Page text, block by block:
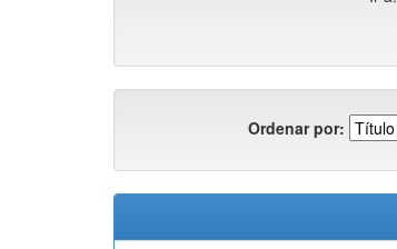
Ordenar por: